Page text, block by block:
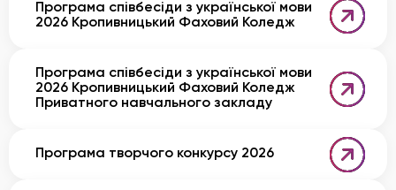
Програма співбесіди з української мови
2026 Кропивницький Фаховий Коледж
Програма співбесіди з української мови
2026 Кропивницький Фаховий Коледж
Приватного навчального закладу
Програма творчого конкурсу 2026